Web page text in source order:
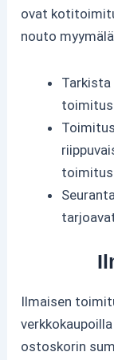
ovat
nouto
Ilmaisen
ostoskorin